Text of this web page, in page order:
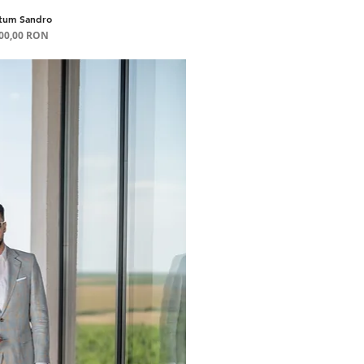
rapidă
Sandro
PrețRON